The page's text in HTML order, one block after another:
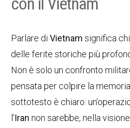
Parlare diVietnam significa
delle ferite storiche più
Non è solo un confronto
pensata per colpire la
sottotesto è chiaro:
l’Iran non sarebbe, nella visione